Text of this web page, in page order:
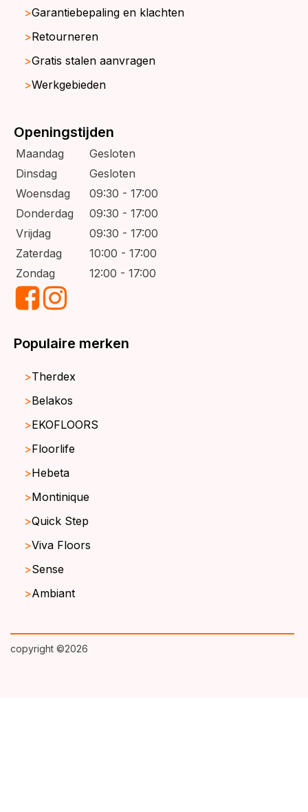
Garantiebepaling en klachten
Retourneren
Gratis stalen aanvragen
Werkgebieden
Openingstijden
Maandag
Gesloten
Dinsdag
Gesloten
Woensdag
09:30 - 17:00
Donderdag
09:30 - 17:00
Vrijdag
09:30 - 17:00
Zaterdag
10:00 - 17:00
Zondag
12:00 - 17:00
Populaire merken
Therdex
Belakos
EKOFLOORS
Floorlife
Hebeta
Montinique
Quick Step
Viva Floors
Sense
Ambiant
copyright ©2026